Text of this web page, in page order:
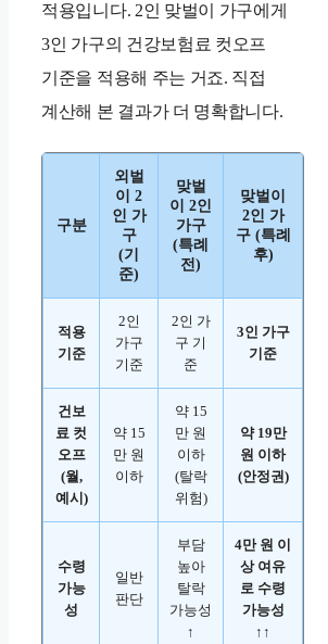
적용입니다. 2인 맞벌이 가구에게
3인 가구의 건강보험료 컷오프
기준을 적용해 주는 거죠. 직접
계산해 본 결과가 더 명확합니다.
구분
외벌
이 2
인 가
구
(기
준)
맞벌
이 2인
가구
(특례
전)
맞벌이
2인 가
구 (특례
후)
적용
기준
2인
가구
기준
2인 가
구 기
준
3인 가구
기준
건보
료 컷
오프
(월,
예시)
약 15
만 원
이하
약 15
만 원
이하
(탈락
위험)
약 19만
원 이하
(안정권)
수령
가능
성
일반
판단
부담
높아
탈락
가능성
↑
4만 원 이
상 여유
로 수령
가능성
↑↑